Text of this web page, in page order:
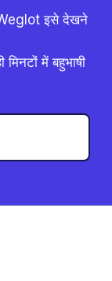
इसे देखने
में बहुभाषी